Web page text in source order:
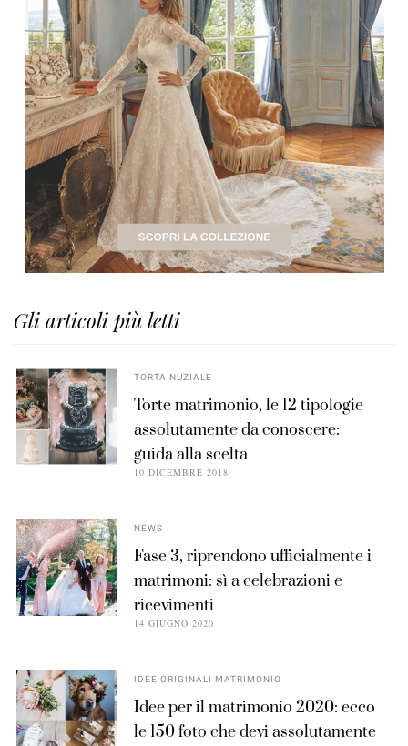
Gli articoli più letti
TORTA NUZIALE
Torte matrimonio, le 12 tipologie
assolutamente da conoscere:
guida alla scelta
10 DICEMBRE 2018
NEWS
Fase 3, riprendono ufficialmente i
matrimoni: sì a celebrazioni e
ricevimenti
14 GIUGNO 2020
IDEE ORIGINALI MATRIMONIO
Idee per il matrimonio 2020: ecco
le 150 foto che devi assolutamente